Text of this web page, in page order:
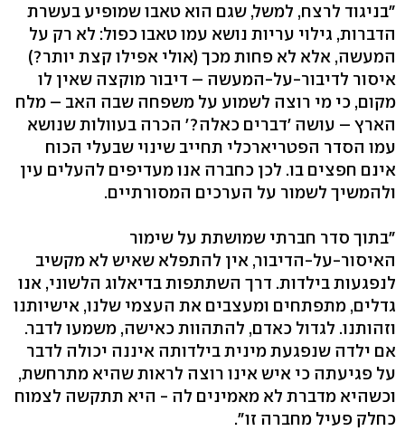
"בניגוד לרצח, למשל, שגם הוא טאבו שמופיע בעשרת
הדברות, גילוי עריות נושא עמו טאבו כפול: לא רק על
המעשה, אלא לא פחות מכך (אולי אפילו קצת יותר?)
איסור לדיבור-על-המעשה – דיבור מוקצה שאין לו
מקום, כי מי רוצה לשמוע על משפחה שבה האב – מלח
הארץ – עושה 'דברים כאלה?' הכרה בעוולות שנושא
עמו הסדר הפטריארכלי תחייב שינוי שבעלי הכוח
אינם חפצים בו. לכן כחברה אנו מעדיפים להעלים עין
ולהמשיך לשמור על הערכים המסורתיים.
"בתוך סדר חברתי שמושתת על שימור
האיסור-על-הדיבור, אין להתפלא שאיש לא מקשיב
לנפגעות בילדות. דרך השתתפות בדיאלוג הלשוני, אנו
גדלים, מתפתחים ומעצבים את העצמי שלנו, אישיותנו
וזהותנו. לגדול כאדם, להתהוות כאישה, משמעו לדבר.
אם ילדה שנפגעת מינית בילדותה איננה יכולה לדבר
על פגיעתה כי איש אינו רוצה לראות שהיא מתרחשת,
וכשהיא מדברת לא מאמינים לה - היא תתקשה לצמוח
כחלק פעיל מחברה זו".